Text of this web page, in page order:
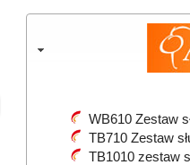
WB610 Zestaw
TB710 Zestaw
TB1010 zestaw